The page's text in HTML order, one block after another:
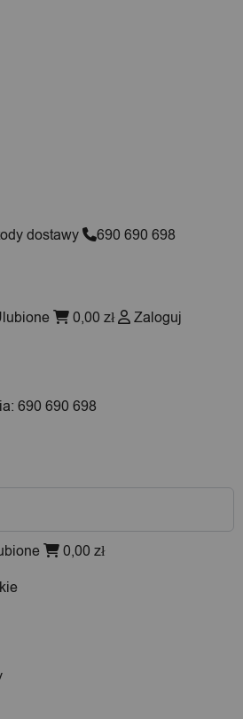
dostawy 690 690 698
0,00 zł
Zaloguj
690 690 698
0,00 zł